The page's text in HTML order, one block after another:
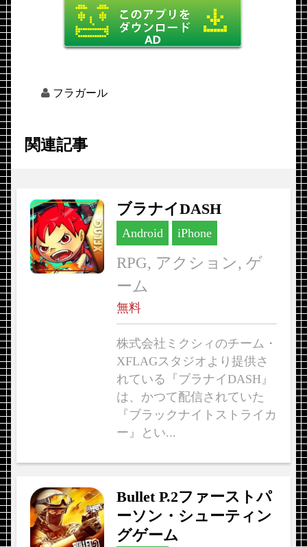
フラガール
関連記事
ブラナイDASH
Android iPhone
RPG, アクション, ゲ
ーム
無料
株式会社ミクシィのチーム・
XFLAGスタジオより提供さ
れている『ブラナイDASH』
は、かつて配信されていた
『ブラックナイトストライカ
ー』とい...
Bullet P.2ファーストパ
ーソン・シューティン
グゲーム